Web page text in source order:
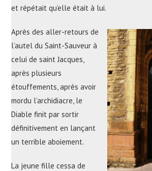
et répétait qu’elle était à lui.
Après des aller-retours de
l’autel du Saint-Sauveur à
celui de saint Jacques,
après plusieurs
étouffements, après avoir
mordu l’archidiacre, le
Diable finit par sortir
définitivement en lançant
un terrible aboiement.
La jeune fille cessa de